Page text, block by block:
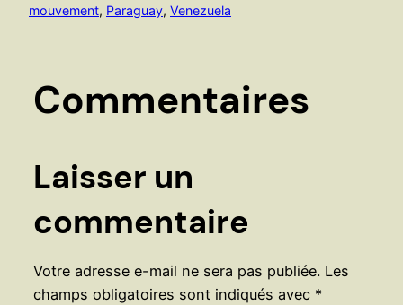
mouvement, Paraguay, Venezuela
Commentaires
Laisser un
commentaire
Votre adresse e-mail ne sera pas publiée. Les
champs obligatoires sont indiqués avec *